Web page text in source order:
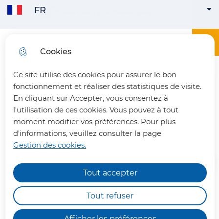
Cookies
Ce site utilise des cookies pour assurer le bon
fonctionnement et réaliser des statistiques de visite.
En cliquant sur Accepter, vous consentez à
l'utilisation de ces cookies. Vous pouvez à tout
moment modifier vos préférences. Pour plus
d'informations, veuillez consulter la page
Gestion des cookies.
Tout accepter
Tout refuser
Aller
du site
fermer
Chemins de randonnée
impraticables
Nous vous informons qu'en raison des dégâts
Office du tourisme du Pays du Vermandois
Menu principal
FR
FRANÇAIS
Les logements insolites
Et si vous faisiez le choix d'un
hébergement qui vous rapproche de